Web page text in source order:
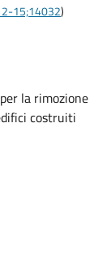
15;14032)
la rimozione
costruiti